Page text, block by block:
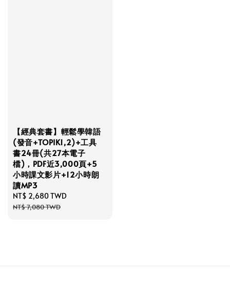
【經典套書】輕鬆學韓語
(發音+TOPIK1,2)+工具
書24冊(共27本電子
檔)，PDF近3,000頁+5
小時課文影片+12小時朗
讀MP3
Sale
price
NT$ 2,680 TWD
NT$ 7,080 TWD